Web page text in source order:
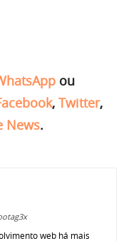
ou
, Twitter,
News.
web há mais